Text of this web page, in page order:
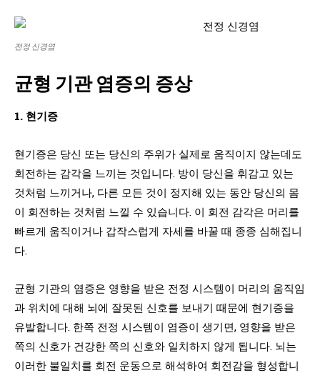
전정 신경염
균형 기관 염증의 증상
1. 현기증
현기증은 당신 또는 당신의 주위가 실제로 움직이지 않는데도
회전하는 감각을 느끼는 것입니다. 방이 당신을 휘감고 있는
것처럼 느끼거나, 다른 모든 것이 정지해 있는 동안 당신의 몸
이 회전하는 것처럼 느낄 수 있습니다. 이 회전 감각은 머리를
빠르게 움직이거나 갑작스럽게 자세를 바꿀 때 종종 심해집니
다.
균형 기관의 염증은 영향을 받은 전정 시스템이 머리의 움직임
과 위치에 대해 뇌에 잘못된 신호를 보내기 때문에 현기증을
유발합니다. 한쪽 전정 시스템이 염증이 생기면, 영향을 받은
쪽의 신호가 건강한 쪽의 신호와 일치하지 않게 됩니다. 뇌는
이러한 불일치를 회전 운동으로 해석하여 회전감을 형성합니